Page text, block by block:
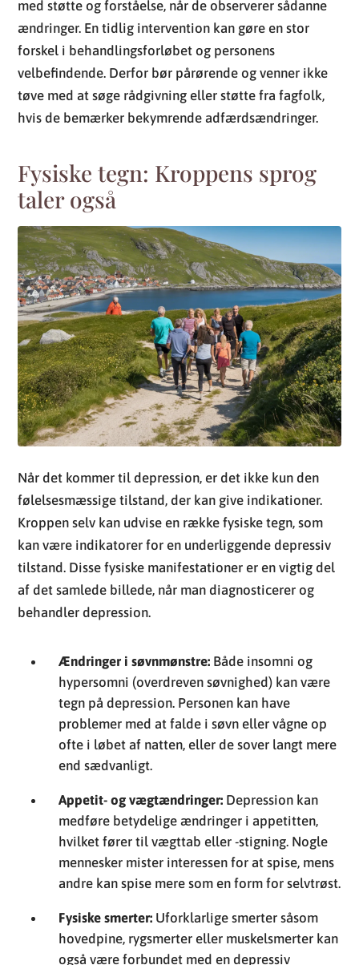
hvis de bemærker bekymrende adfærdsændringer.
Fysiske tegn: Kroppens sprog
taler også
Når det kommer til depression, er det ikke kun den
følelsesmæssige tilstand, der kan give indikationer.
Kroppen selv kan udvise en række fysiske tegn, som
kan være indikatorer for en underliggende depressiv
af det samlede billede, når man diagnosticerer og
behandler depression.
Både insomni og
hypersomni (overdreven søvnighed) kan være
tegn på depression. Personen kan have
problemer med at falde i søvn eller vågne op
end sædvanligt.
Appetit- og vægtændringer:
Depression kan
medføre betydelige ændringer i appetitten,
hvilket fører til vægttab eller -stigning. Nogle
mennesker mister interessen for at spise, mens
Fysiske smerter: Uforklarlige smerter såsom
hovedpine, rygsmerter eller muskelsmerter kan
også være forbundet med en depressiv
tilstand. Disse smerter kan være vedvarende og
Træthed og nedsat energiniveau:En konstant
følelse af træthed eller mangel på energi, selv